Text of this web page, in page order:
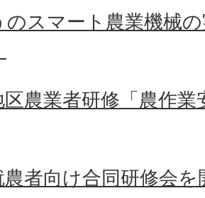
のスマート農業機械
区農業者研修「農作
農者向け合同研修会